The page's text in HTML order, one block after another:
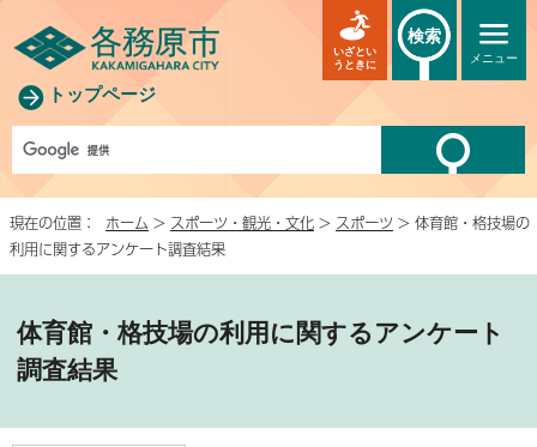
トップページ
メニュー
いざとい
うときに
検索
現在の位置： ホーム > スポーツ・観光・文化 > スポーツ > 体育館・格技場の
利用に関するアンケート調査結果
体育館・格技場の利用に関するアンケート
調査結果